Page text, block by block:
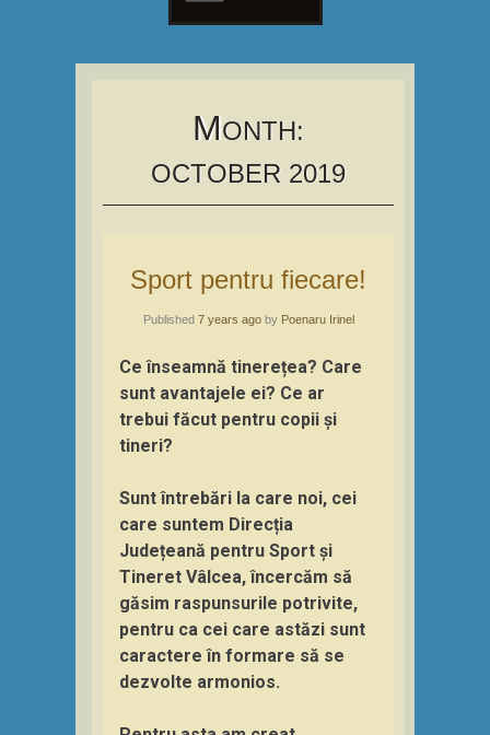
Skip
content
MONTH:
OCTOBER 2019
Sport pentru fiecare!
Published 7 years agoby Poenaru Irinel
Ce înseamnă tinerețea? Care
sunt avantajele ei? Ce ar
trebui făcut pentru copii și
tineri?
Sunt întrebări la care noi, cei
care suntem Direcția
Județeană pentru Sport și
Tineret Vâlcea, încercăm să
găsim raspunsurile potrivite,
pentru ca cei care astăzi sunt
caractere în formare să se
dezvolte armonios.